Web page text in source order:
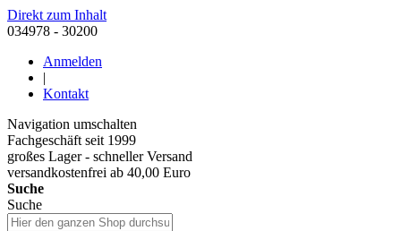
Direkt zum Inhalt
034978 - 30200
Anmelden
|
Kontakt
Navigation umschalten
Fachgeschäft seit 1999
großes Lager - schneller Versand
versandkostenfrei ab 40,00 Euro
Suche
Suche